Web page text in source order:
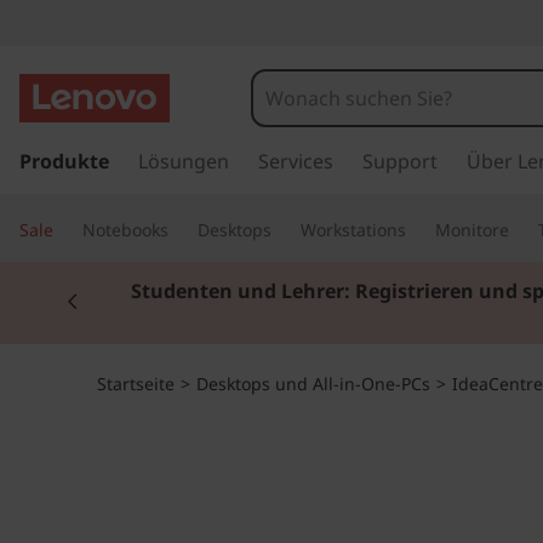
d
e
a
C
u
a
Produkte Lösungen Services Support Über
Sale Notebooks Desktops Workstations Monitore
Startseite > Desktops und All-in-One-PCs > IdeaCentre